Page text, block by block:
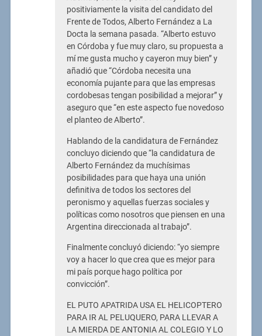
positiviamente la visita del candidato del
Frente de Todos, Alberto Fernández a La
Docta la semana pasada. “Alberto estuvo
en Córdoba y fue muy claro, su propuesta a
mí me gusta mucho y cayeron muy bien” y
añadió que “Córdoba necesita una
economía pujante para que las empresas
cordobesas tengan posibilidad a mejorar” y
aseguro que “en este aspecto fue novedoso
el planteo de Alberto”.
Hablando de la candidatura de Fernández
concluyo diciendo que “la candidatura de
Alberto Fernández da muchísimas
posibilidades para que haya una unión
definitiva de todos los sectores del
peronismo y aquellas fuerzas sociales y
políticas como nosotros que piensen en una
Argentina direccionada al trabajo”.
Finalmente concluyó diciendo: “yo siempre
voy a hacer lo que crea que es mejor para
mi país porque hago política por
convicción”.
EL PUTO APATRIDA USA EL HELICOPTERO
PARA IR AL PELUQUERO, PARA LLEVAR A
LA MIERDA DE ANTONIA AL COLEGIO Y LO